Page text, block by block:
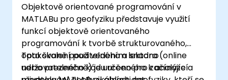
Objektově orientované programování v
MATLABu pro geofyziku představuje využití
funkcí objektově orientovaného
programování k tvorbě strukturovaného,
opakovaně použitelného a snadno
udržovatelného kódu určeného k analýze a
Toto školení pod vedením lektora (online
nebo prezenčně) je určeno pro začínající